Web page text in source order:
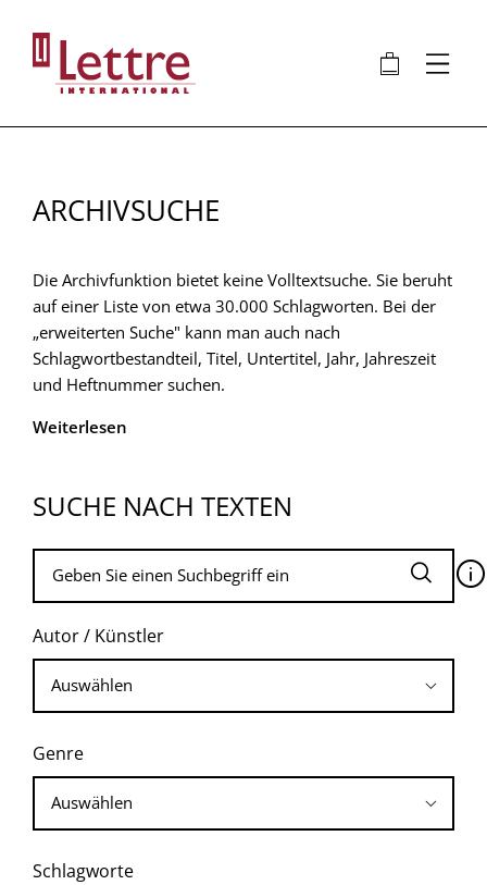
Inhalt
🛍 ⋮
ARCHIVSUCHE
Die Archivfunktion bietet keine Volltextsuche. Sie beruht
auf einer Liste von etwa 30.000 Schlagworten. Bei der
„erweiterten Suche" kann man auch nach
Schlagwortbestandteil, Titel, Untertitel, Jahr, Jahreszeit
und Heftnummer suchen.
Weiterlesen
SUCHE NACH TEXTEN
🛈
Autor / Künstler
Genre
Schlagworte